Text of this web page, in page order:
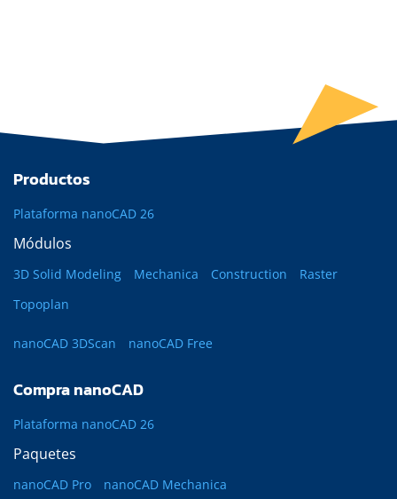
Productos
Plataforma nanoCAD 26
Módulos
3D Solid Modeling Mechanica Construction
Raster
Topoplan
nanoCAD 3DScan nanoCAD Free
Compra nanoCAD
Plataforma nanoCAD 26
Paquetes
nanoCAD Pro
nanoCAD Mechanica